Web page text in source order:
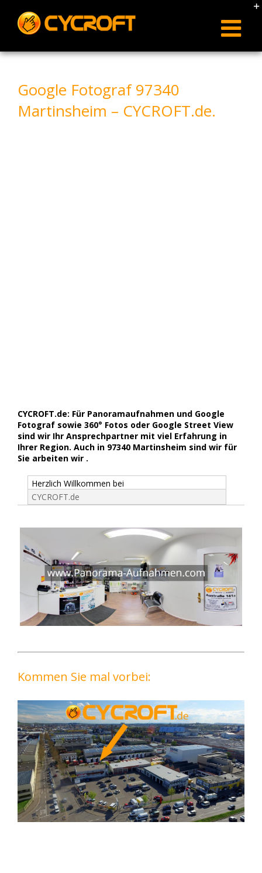
content
Google Fotograf 97340
Martinsheim – CYCROFT.de.
CYCROFT.de: Für Panoramaufnahmen und Google
Fotograf sowie 360° Fotos oder Google Street View
sind wir Ihr Ansprechpartner mit viel Erfahrung in
Ihrer Region. Auch in 97340 Martinsheim sind wir für
Sie arbeiten wir .
Herzlich Willkommen bei
CYCROFT.de
Kommen Sie mal vorbei: